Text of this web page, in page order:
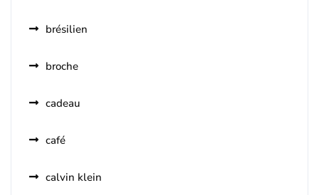
brésilien
broche
cadeau
café
calvin klein